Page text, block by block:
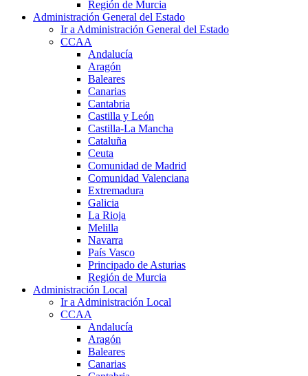
Región de Murcia
Administración General del Estado
Ir a Administración General del Estado
CCAA
Andalucía
Aragón
Baleares
Canarias
Cantabria
Castilla y León
Castilla-La Mancha
Cataluña
Ceuta
Comunidad de Madrid
Comunidad Valenciana
Extremadura
Galicia
La Rioja
Melilla
Navarra
País Vasco
Principado de Asturias
Región de Murcia
Administración Local
Ir a Administración Local
CCAA
Andalucía
Aragón
Baleares
Canarias